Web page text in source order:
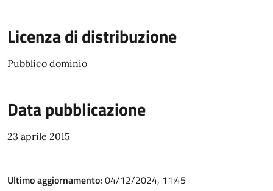
Licenza di distribuzione
Pubblico dominio
Data pubblicazione
23 aprile 2015
Ultimo aggiornamento: 04/12/2024, 11:45